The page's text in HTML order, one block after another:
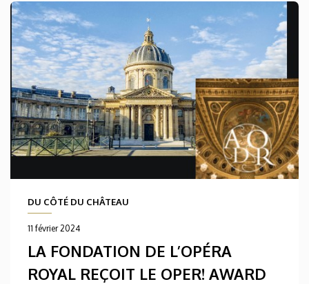
DU CÔTÉ DU CHÂTEAU
11 février 2024
LA FONDATION DE L’OPÉRA
ROYAL REÇOIT LE OPER! AWARD